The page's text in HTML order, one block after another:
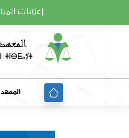
إعلانات
المعهد